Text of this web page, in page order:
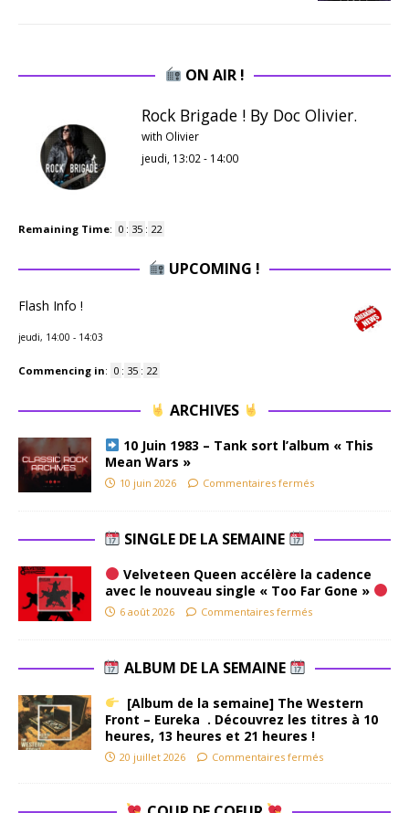
ON AIR !
Rock Brigade ! By Doc Olivier.
with Olivier
jeudi, 13:02 - 14:00
Remaining Time: 0 : 35 : 21
UPCOMING !
Flash Info !
jeudi, 14:00 - 14:03
Commencing in: 0 : 35 : 21
ARCHIVES
10 Juin 1983 – Tank sort l’album « This
Mean Wars »
10 juin 2026 Commentaires fermés
SINGLE DE LA SEMAINE
Velveteen Queen accélère la cadence
avec le nouveau single « Too Far Gone »
6 août 2026 Commentaires fermés
ALBUM DE LA SEMAINE
[Album de la semaine] The Western
Front – Eureka . Découvrez les titres à 10
heures, 13 heures et 21 heures !
20 juillet 2026 Commentaires fermés